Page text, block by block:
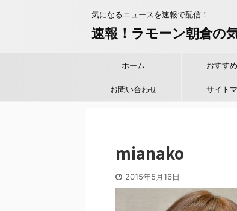
気になるニュースを速報で配信！
速報！ラモーン朝倉の
ホーム おすす
お問い合わせ サイト
mianako
2015年5月16日